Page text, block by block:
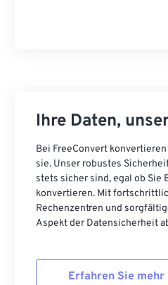
Ihre Daten,
Bei FreeConvert
sie. Unser robustes
stets sicher sind, egal ob Sie
konvertieren. Mit
Rechenzentren und
Aspekt der Datensicherheit
Erfahren Sie